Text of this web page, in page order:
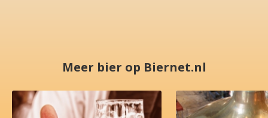
Meer bier op Biernet.nl